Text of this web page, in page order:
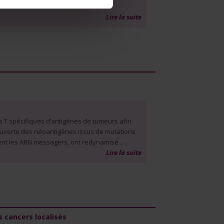
Lire la suite
spécifiques d’antigènes de tumeurs afin
des néoantigènes issus de mutations
les ARN messagers, ont redynamisé …
Lire la suite
cancers localisés